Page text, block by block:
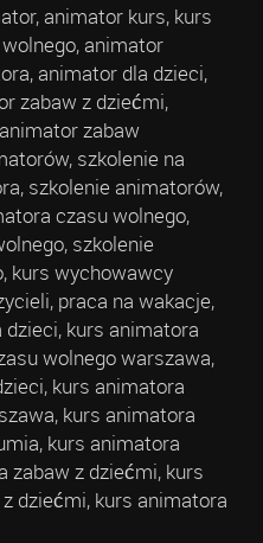
animator kurs, kurs
animator
animator dla dzieci,
zabaw z dziećmi,
zabaw
szkolenie na
szkolenie animatorów,
czasu wolnego,
szkolenie
kurs wychowawcy
praca na wakacje,
kurs animatora
wolnego warszawa,
kurs animatora
kurs animatora
kurs animatora
zabaw z dziećmi, kurs
dziećmi, kurs animatora